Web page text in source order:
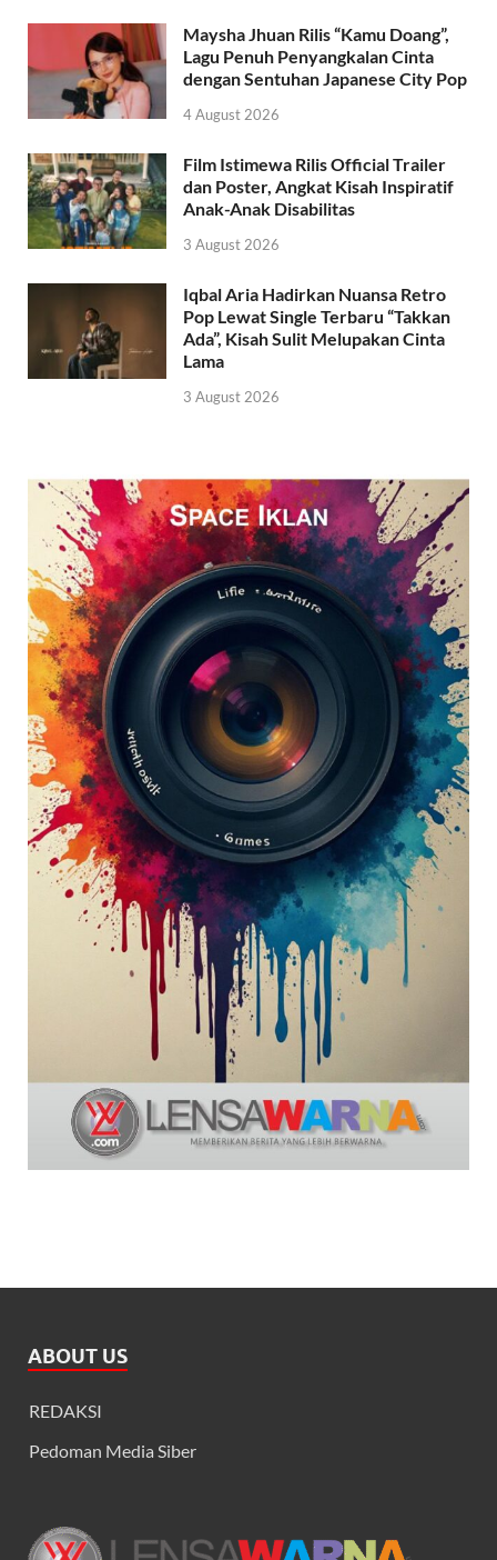
Maysha Jhuan Rilis “Kamu Doang”,
Lagu Penuh Penyangkalan Cinta
dengan Sentuhan Japanese City Pop
4 August 2026
Film Istimewa Rilis Official Trailer
dan Poster, Angkat Kisah Inspiratif
Anak-Anak Disabilitas
3 August 2026
Iqbal Aria Hadirkan Nuansa Retro
Pop Lewat Single Terbaru “Takkan
Ada”, Kisah Sulit Melupakan Cinta
Lama
3 August 2026
ABOUT US
REDAKSI
Pedoman Media Siber